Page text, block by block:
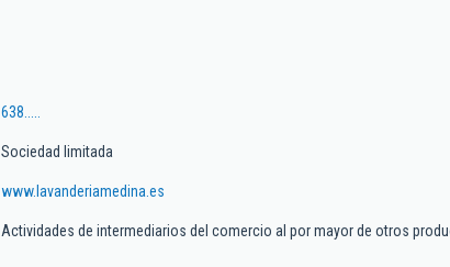
638.....
Sociedad limitada
www.lavanderiamedina.es
Actividades de intermediarios del comercio al por mayor de otros